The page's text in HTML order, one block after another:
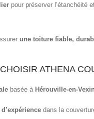
pour préserver l’étanchéité
une toiture fiable,
ATHENA
basée à Hérouville-en-Vexin
dans la